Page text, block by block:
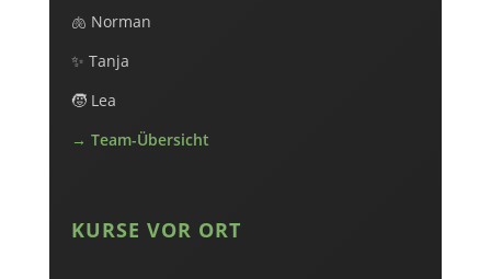
🫁 Norman
✨ Tanja
🧒 Lea
→ Team-Übersicht
KURSE VOR ORT